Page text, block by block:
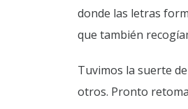
donde las letras
que también
Tuvimos la suerte
otros. Pronto